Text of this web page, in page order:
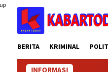
BERITA KRIMINAL
INFORMASI